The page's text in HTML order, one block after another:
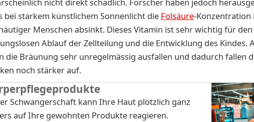
bei starkem künstlichem Sonnenlicht die Folsäure-Konzentration
Menschen absinkt. Dieses Vitamin ist sehr wichtig für den
Ablauf der Zellteilung und die Entwicklung des Kindes.
die Bräunung sehr unregelmässig ausfallen und dadurch fallen
noch stärker auf.
Schwangerschaft kann Ihre Haut plötzlich ganz
auf Ihre gewohnten Produkte reagieren.